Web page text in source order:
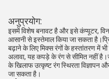
अनुप्रयोग:
इसमें विशेष बनावट है और इसे कंप्यूटर,
आसानी से इस्तेमाल किया जा सकता
बढ़ाने के लिए मिक्स रंगों के हस्तांतरण में
अलावा, यह कपड़े के रंग से सीमित नहीं
के खिलाफ उत्कृष्ट रंग स्थिरता विज्ञापन
जा सकता है।